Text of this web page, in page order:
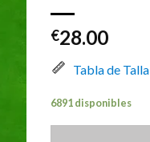
€28.00
Tabla de Talla
6891 disponibles